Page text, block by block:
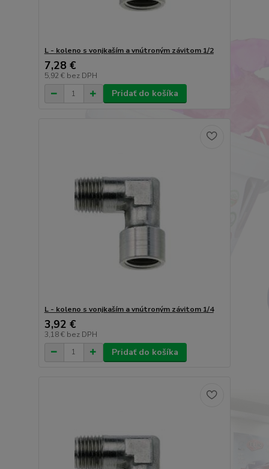
L - koleno s vonjkaším a vnútroným závitom 1/2
7,28 €
5,92 € bez DPH
Pridať do košíka
L - koleno s vonjkaším a vnútroným závitom 1/4
3,92 €
3,18 € bez DPH
Pridať do košíka